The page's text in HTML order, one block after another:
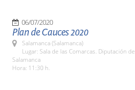
06/07/2020
Plan de Cauces 2020
Salamanca (Salamanca)
Lugar: Sala de las Comarcas. Diputación de
Salamanca
Hora: 11:30 h.